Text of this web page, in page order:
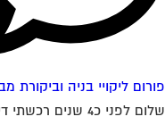
ליקויי בניה וביקורת
שלום לפני כ4 שנים